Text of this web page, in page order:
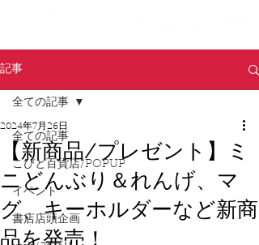
記事
全ての記事
こびと百貨店/POPUP
イベント
書店店頭企画
全ての記事
【新商品/プレゼント】ミ
ニどんぶり＆れんげ、マ
グ、キーホルダーなど新商
品を発売！
2024年7月26日